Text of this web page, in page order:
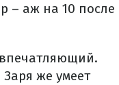
– аж на 10 после
впечатляющий.
же умеет